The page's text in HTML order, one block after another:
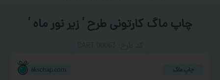
چاپ ماگ کارتونی طرح ‘ زیر نور ماه ‘